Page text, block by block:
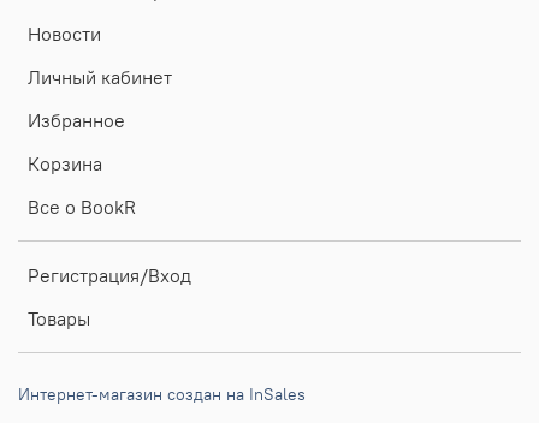
Новости
Личный кабинет
Избранное
Корзина
Все о BookR
Регистрация/Вход
Товары
Интернет-магазин создан на InSales